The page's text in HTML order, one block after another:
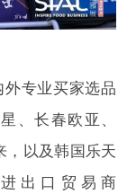
专业买家选品
、长春欧亚、
，以及韩国乐天
出口贸易商